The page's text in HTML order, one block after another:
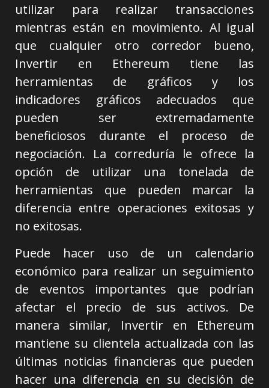
utilizar para realizar transacciones
mientras están en movimiento. Al igual
que cualquier otro corredor bueno,
Invertir en Ethereum tiene las
herramientas de gráficos y los
indicadores gráficos adecuados que
pueden ser extremadamente
beneficiosos durante el proceso de
negociación. La correduría le ofrece la
opción de utilizar una tonelada de
herramientas que pueden marcar la
diferencia entre operaciones exitosas y
no exitosas.
Puede hacer uso de un calendario
económico para realizar un seguimiento
de eventos importantes que podrían
afectar el precio de sus activos. De
manera similar, Invertir en Ethereum
mantiene su clientela actualizada con las
últimas noticias financieras que pueden
hacer una diferencia en su decisión de